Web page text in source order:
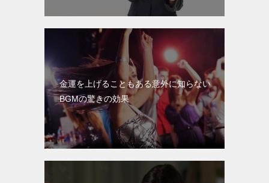
金運を上げることもある意外に知らない
BGMの驚きの効果